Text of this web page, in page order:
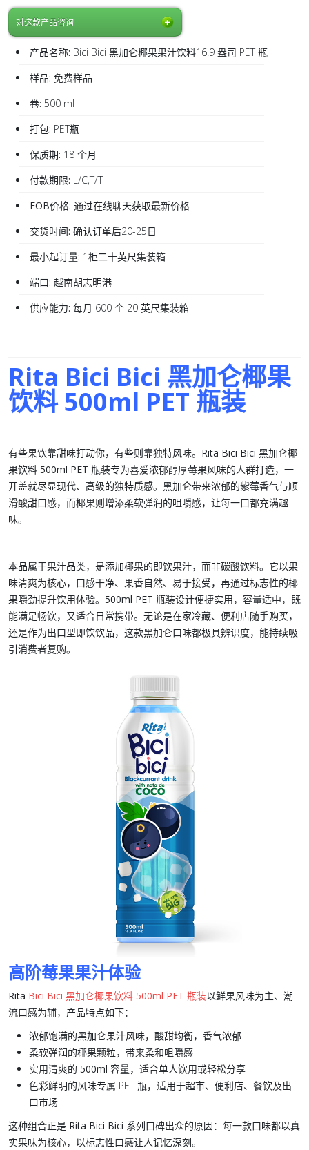
对这款产品咨询
产品名称: Bici Bici 黑加仑椰果果汁饮料16.9 盎司 PET 瓶
样品: 免费样品
卷: 500 ml
打包: PET瓶
保质期: 18 个月
付款期限: L/C,T/T
FOB价格: 通过在线聊天获取最新价格
交货时间: 确认订单后20-25日
最小起订量: 1柜二十英尺集装箱
端口: 越南胡志明港
供应能力: 每月 600 个 20 英尺集装箱
Rita Bici Bici 黑加仑椰果
饮料 500ml PET 瓶装
有些果饮靠甜味打动你，有些则靠独特风味。 Rita Bici Bici 黑加仑椰
果饮料 500ml PET 瓶装专为喜爱浓郁醇厚莓果风味的人群打造，一
开盖就尽显现代、高级的独特质感。黑加仑带来浓郁的紫莓香气与顺
滑酸甜口感，而椰果则增添柔软弹润的咀嚼感，让每一口都充满趣
味。
本品属于果汁品类，是添加椰果的即饮果汁，而非碳酸饮料。它以果
味清爽为核心，口感干净、果香自然、易于接受，再通过标志性的椰
果嚼劲提升饮用体验。 500ml PET 瓶装设计便捷实用，容量适中，既
能满足畅饮，又适合日常携带。无论是在家冷藏、便利店随手购买，
还是作为出口型即饮饮品，这款黑加仑口味都极具辨识度，能持续吸
引消费者复购。
高阶莓果果汁体验
Rita Bici Bici 黑加仑椰果饮料 500ml PET 瓶装以鲜果风味为主、潮
流口感为辅，产品特点如下：
浓郁饱满的黑加仑果汁风味，酸甜均衡，香气浓郁
柔软弹润的椰果颗粒，带来柔和咀嚼感
实用清爽的 500ml 容量，适合单人饮用或轻松分享
色彩鲜明的风味专属 PET 瓶，适用于超市、便利店、餐饮及出
口市场
这种组合正是 Rita Bici Bici 系列口碑出众的原因：每一款口味都以真
实果味为核心，以标志性口感让人记忆深刻。